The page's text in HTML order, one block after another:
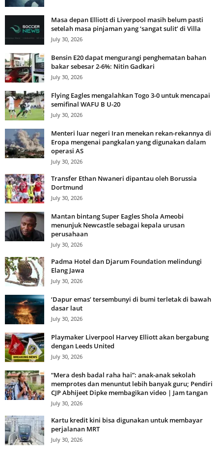
Masa depan Elliott di Liverpool masih belum pasti
setelah masa pinjaman yang ‘sangat sulit’ di Villa
July 30, 2026
Bensin E20 dapat mengurangi penghematan bahan
bakar sebesar 2-6%: Nitin Gadkari
July 30, 2026
Flying Eagles mengalahkan Togo 3-0 untuk mencapai
semifinal WAFU B U-20
July 30, 2026
Menteri luar negeri Iran menekan rekan-rekannya di
Eropa mengenai pangkalan yang digunakan dalam
operasi AS
July 30, 2026
Transfer Ethan Nwaneri dipantau oleh Borussia
Dortmund
July 30, 2026
Mantan bintang Super Eagles Shola Ameobi
menunjuk Newcastle sebagai kepala urusan
perusahaan
July 30, 2026
Padma Hotel dan Djarum Foundation melindungi
Elang Jawa
July 30, 2026
‘Dapur emas’ tersembunyi di bumi terletak di bawah
dasar laut
July 30, 2026
Playmaker Liverpool Harvey Elliott akan bergabung
dengan Leeds United
July 30, 2026
“Mera desh badal raha hai”: anak-anak sekolah
memprotes dan menuntut lebih banyak guru; Pendiri
CJP Abhijeet Dipke membagikan video | Jam tangan
July 30, 2026
Kartu kredit kini bisa digunakan untuk membayar
perjalanan MRT
July 30, 2026